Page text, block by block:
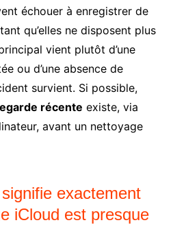
échouer à enregistrer de
qu’elles ne disposent plus
vient plutôt d’une
ou d’une absence de
survient. Si possible,
récente existe, via
avant un nettoyage
exactement
iCloud est presque